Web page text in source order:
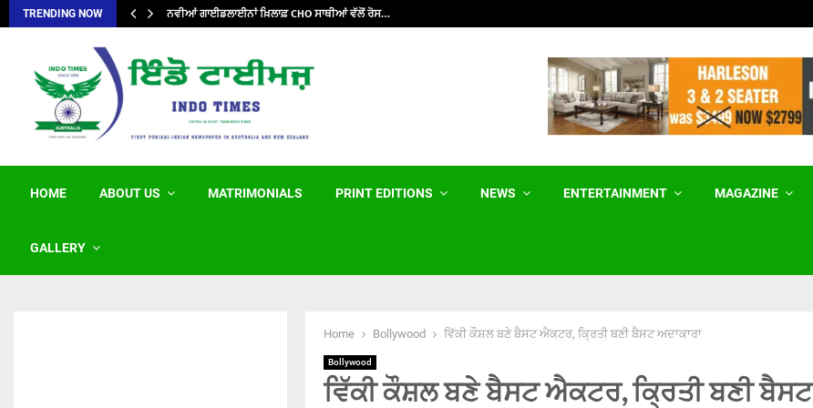
TRENDING NOW ਨਵੀਆਂ ਗਾਈਡਲਾਈਨਾਂ ਖ਼ਿਲਾਫ਼ CHO ਸਾਥੀਆਂ ਵੱਲੋਂ ਰੋਸ…
HOME ABOUT US MATRIMONIALS PRINT EDITIONS NEWS ENTERTAINMENT MAGAZINE
GALLERY
Home Bollywood ਵਿੱਕੀ ਕੌਸ਼ਲ ਬਣੇ ਬੈਸਟ ਐਕਟਰ, ਕ੍ਰਿਤੀ ਬਣੀ ਬੈਸਟ ਅਦਾਕਾਰਾ
Bollywood
ਵਿੱਕੀ ਕੌਸ਼ਲ ਬਣੇ ਬੈਸਟ ਐਕਟਰ, ਕ੍ਰਿਤੀ ਬਣੀ ਬੈਸਟ